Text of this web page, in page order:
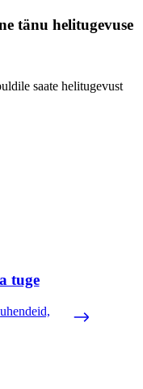
tänu helitugevuse
saate helitugevust
tuge